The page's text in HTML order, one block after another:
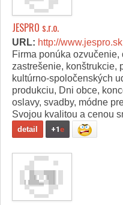
JESPRO s.r.o.
URL: http://www.jespro.sk
Firma ponúka ozvučenie,
zastrešenie, konštrukcie,
kultúrno-spoločenských
produkciu, Dni obce,
oslavy, svadby, módne
Svojou kvalitou a cenou
detail +1e